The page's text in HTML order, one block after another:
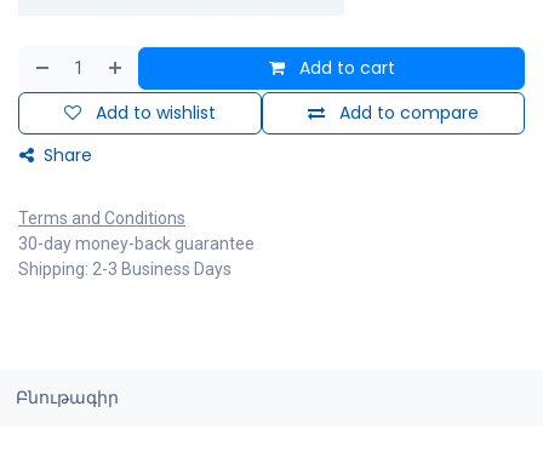
Add to cart
Add to compare
Add to wishlist
Share
Terms and Conditions
30-day money-back guarantee
Shipping: 2-3 Business Days
Բնութագիր